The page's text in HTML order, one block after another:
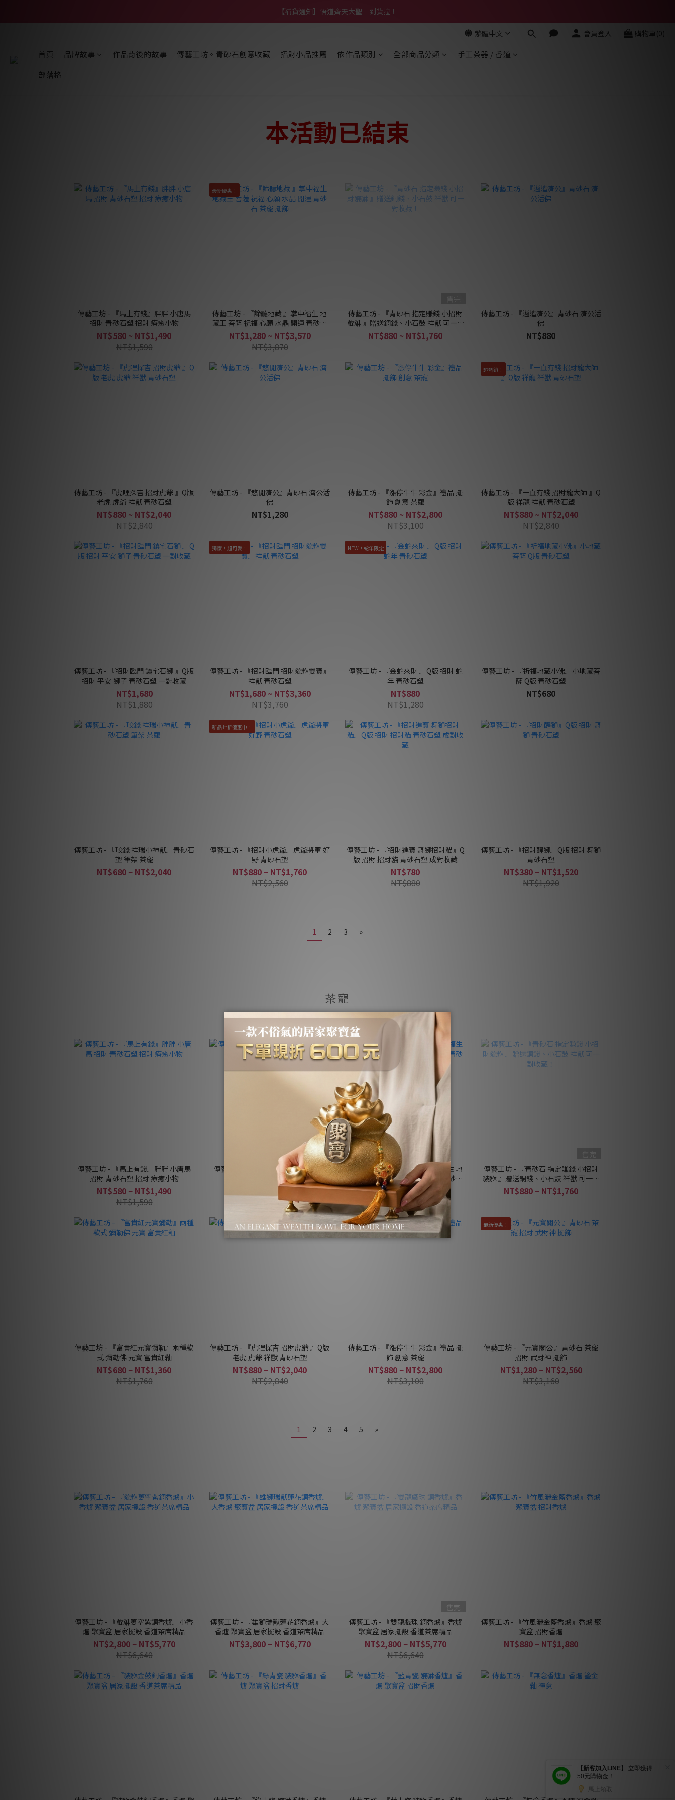
【熱門】馬上有系列！四種寶物幫你財運「轉」進來
【補貨通知】悟道齊天大聖｜到貨拉！
繁體中文 會員登入 購物車(0)
首頁 品牌故事 作品背後的故事 傳藝工坊。青砂石創意收藏 招財小品推薦 依作品類別 全部商品分類
手工茶器 / 香道
部落格
本活動已結束
傳藝工坊 - 『馬上有錢』胖胖 小唐馬
招財 青砂石塑 招財 療癒小物
NT$580 ~ NT$1,490
NT$1,590
最新優惠！
傳藝工坊 - 『諦聽地藏 』掌中福生 地
藏王 菩薩 祝福 心願 水晶 開運 青砂石
茶寵 擺飾
NT$1,280 ~ NT$3,570
NT$3,870
傳藝工坊 - 『青砂石 指定賺錢 小招財
貔貅 』贈送銅錢、小石鼓 祥獸 可一對
收藏！
NT$880 ~ NT$1,760
傳藝工坊 - 『逍遙濟公』青砂石 濟公活
佛
NT$880
傳藝工坊 - 『虎哩探吉 招財虎爺 』Q版
老虎 虎爺 祥獸 青砂石塑
NT$880 ~ NT$2,040
NT$2,840
傳藝工坊 - 『悠閒濟公』青砂石 濟公活
佛
NT$1,280
傳藝工坊 - 『漲停牛牛 彩金』禮品 擺
飾 創意 茶寵
NT$880 ~ NT$2,800
NT$3,100
超熱銷！
傳藝工坊 - 『一直有錢 招財龍大師 』Q
版 祥龍 祥獸 青砂石塑
NT$880 ~ NT$2,040
NT$2,840
傳藝工坊 - 『招財臨門 鎮宅石獅 』Q版
招財 平安 獅子 青砂石塑 一對收藏
NT$1,680
NT$1,880
獨家！超可愛！
傳藝工坊 - 『招財臨門 招財貔貅雙寶』
祥獸 青砂石塑
NT$1,680 ~ NT$3,360
NT$3,760
NEW！蛇年限定
傳藝工坊 - 『金蛇來財 』Q版 招財 蛇
年 青砂石塑
NT$880
NT$1,280
傳藝工坊 - 『祈福地藏小佛』小地藏菩
薩 Q版 青砂石塑
NT$680
傳藝工坊 - 『咬錢 祥瑞小神獸』青砂石
塑 筆架 茶寵
NT$680 ~ NT$2,040
新品七折優惠中！
傳藝工坊 - 『招財小虎爺』虎爺將軍 好
野 青砂石塑
NT$880 ~ NT$1,760
NT$2,560
傳藝工坊 - 『招財進寶 舞獅招財貓』Q
版 招財 招財貓 青砂石塑 成對收藏
NT$780
NT$880
傳藝工坊 - 『招財醒獅』Q版 招財 舞獅
青砂石塑
NT$380 ~ NT$1,520
NT$1,920
1 2 3 »
茶寵
傳藝工坊 - 『馬上有錢』胖胖 小唐馬
招財 青砂石塑 招財 療癒小物
NT$580 ~ NT$1,490
NT$1,590
傳藝工坊 - 『元寶小財神』富貴紅釉
NT$680
最新優惠！
傳藝工坊 - 『諦聽地藏 』掌中福生 地
藏王 菩薩 祝福 心願 水晶 開運 青砂石
茶寵 擺飾
NT$1,280 ~ NT$3,570
NT$3,870
傳藝工坊 - 『青砂石 指定賺錢 小招財
貔貅 』贈送銅錢、小石鼓 祥獸 可一對
收藏！
NT$880 ~ NT$1,760
傳藝工坊 - 『富貴紅元寶彌勒』兩種款
式 彌勒佛 元寶 富貴紅釉
NT$680 ~ NT$1,360
NT$1,760
傳藝工坊 - 『虎哩探吉 招財虎爺 』Q版
老虎 虎爺 祥獸 青砂石塑
NT$880 ~ NT$2,040
NT$2,840
傳藝工坊 - 『漲停牛牛 彩金』禮品 擺
飾 創意 茶寵
NT$880 ~ NT$2,800
NT$3,100
最新優惠！
傳藝工坊 - 『元寶關公 』青砂石 茶寵
招財 武財神 擺飾
NT$1,280 ~ NT$2,560
NT$3,160
1 2 3 4 5 »
傳藝工坊 - 『貔貅簍空紫銅香爐』小香
爐 聚寶盆 居家擺設 香道茶席精品
NT$2,800 ~ NT$5,770
NT$6,640
傳藝工坊 - 『雄獅瑞獸蓮花銅香爐』大
香爐 聚寶盆 居家擺設 香道茶席精品
NT$3,800 ~ NT$6,770
售完
傳藝工坊 - 『雙龍戲珠 銅香爐』香爐
聚寶盆 居家擺設 香道茶席精品
NT$2,800 ~ NT$5,770
NT$6,640
傳藝工坊 - 『竹風灑金藍香爐』香爐 聚
寶盆 招財香爐
NT$880 ~ NT$1,880